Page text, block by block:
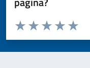
Valuta da 1 a 5 stelle la
Valuta 4
Valuta 3
Valuta 2 stelle su
Valuta 1 stelle su 5